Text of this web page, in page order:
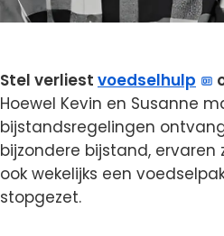
Stel verliest voedselhulp
Hoewel Kevin en Susanne
bijstandsregelingen
bijzondere bijstand, ervaren
ook wekelijks een
stopgezet.